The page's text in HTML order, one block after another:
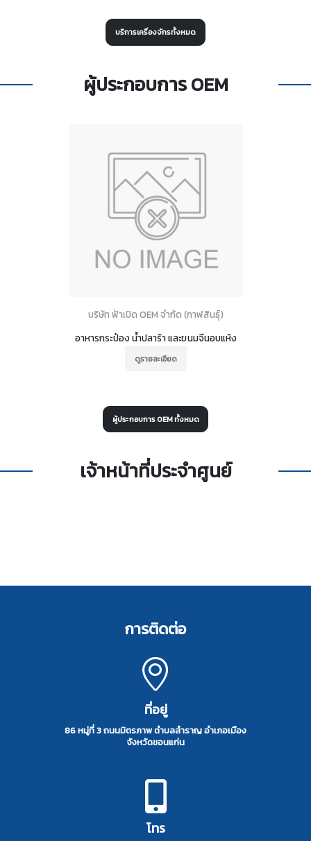
บริการเครื่องจักรทั้งหมด
ผู้ประกอบการ OEM
บริษัท ฟ้าเปิด OEM จำกัด (กาฬสินธุ์)
อาหารกระป๋อง น้ำปลาร้า และขนมจีนอบแห้ง
ดูรายละเอียด
ผู้ประกอบการ OEM ทั้งหมด
เจ้าหน้าที่ประจำศูนย์
การติดต่อ
ที่อยู่
86 หมู่ที่ 3 ถนนมิตรภาพ ตำบลสำราญ อำเภอเมือง
จังหวัดขอนแก่น
โทร